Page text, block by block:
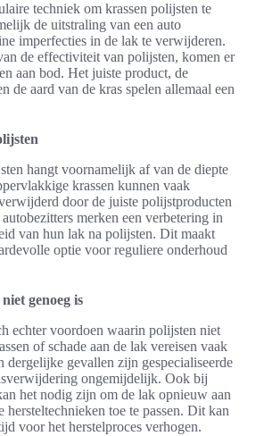
techniek om krassen polijsten te
de uitstraling van een auto
imperfecties in de lak te verwijderen.
de effectiviteit van polijsten, komen er
aan bod. Het juiste product, de
de aard van de kras spelen allemaal een
hangt voornamelijk af van de diepte
krassen kunnen vaak
door de juiste polijstproducten
merken een verbetering in
van hun lak na polijsten. Dit maakt
optie voor reguliere onderhoud
genoeg is
echter voordoen waarin polijsten niet
of schade aan de lak vereisen vaak
dergelijke gevallen zijn gespecialiseerde
ongemijdelijk. Ook bij
het nodig zijn om de lak opnieuw aan
hersteltechnieken toe te passen. Dit kan
voor het herstelproces verhogen.